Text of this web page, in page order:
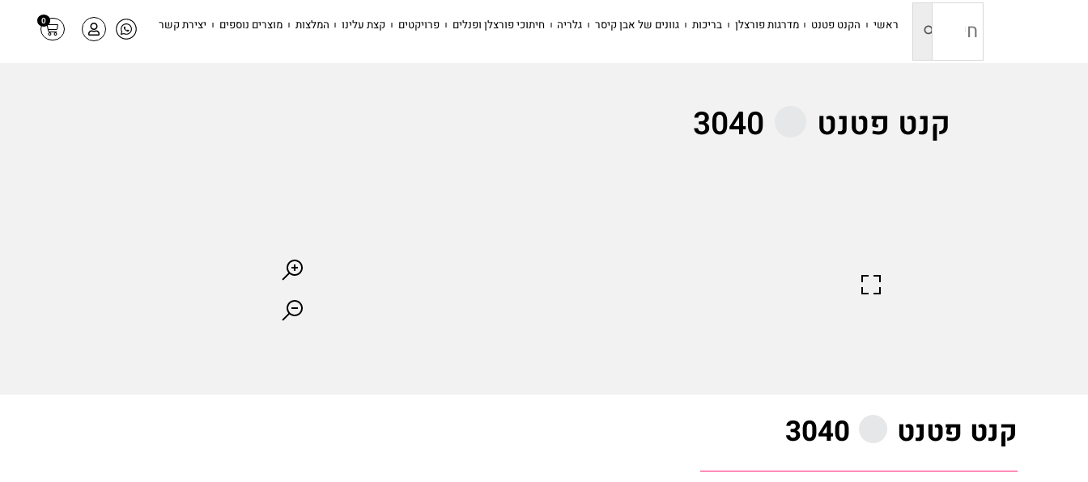
ראשי הקנט פטנט מדרגות פורצלן בריכות גוונים של אבן קיסר גלריה חיתוכי פורצלן ופנלים פרויקטים קצת עלינו המלצות מוצרים נוספים יצירת קשר 0
קנט פטנט
קנט פטנט